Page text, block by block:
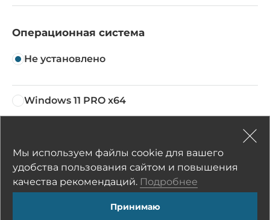
Операционная система
Не установлено
Windows 11 PRO x64
Astra Linux
Цена по запросу
Мы используем файлы cookie для вашего
удобства пользования сайтом и повышения
качества рекомендаций. Подробнее
Принимаю